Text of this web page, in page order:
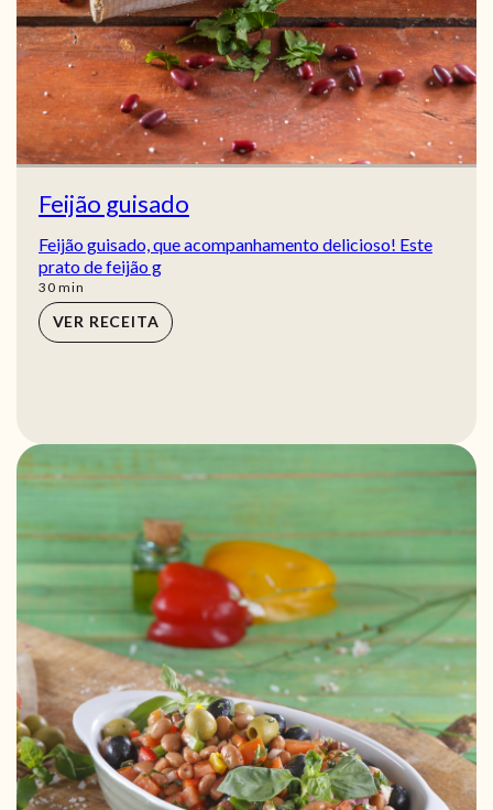
Feijão guisado
Feijão guisado, que acompanhamento delicioso! Este
prato de feijão g
30min
min
VER RECEITA